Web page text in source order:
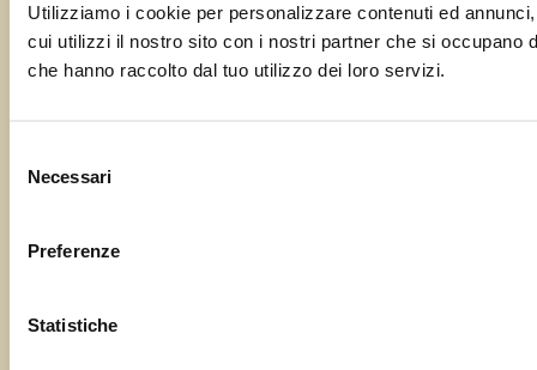
Utilizziamo i cookie per personalizzare contenuti ed
cui utilizzi il nostro sito con i nostri partner che si occupano
che hanno raccolto dal tuo utilizzo dei loro servizi.
delNecessari
Preferenze
Statistiche